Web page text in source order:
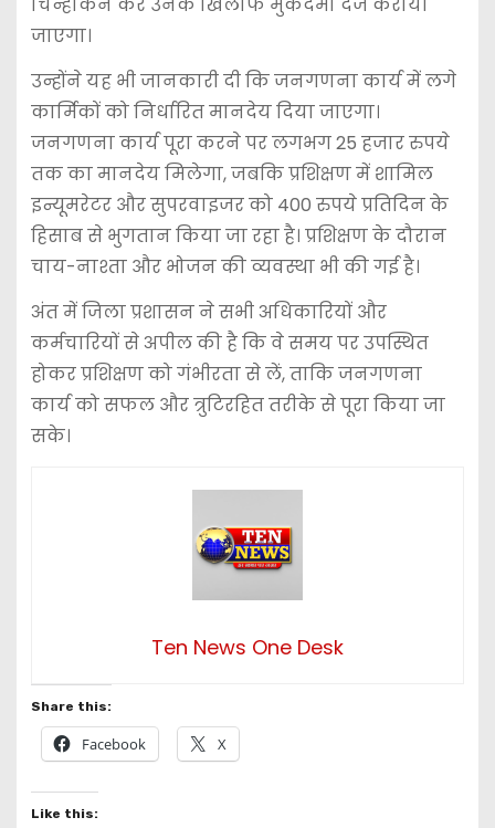
चिन्हांकन कर उनके खिलाफ मुकदमा दर्ज कराया
जाएगा।
उन्होंने यह भी जानकारी दी कि जनगणना कार्य में लगे
कार्मिकों को निर्धारित मानदेय दिया जाएगा।
जनगणना कार्य पूरा करने पर लगभग 25 हजार रुपये
तक का मानदेय मिलेगा, जबकि प्रशिक्षण में शामिल
इन्यूमरेटर और सुपरवाइजर को 400 रुपये प्रतिदिन के
हिसाब से भुगतान किया जा रहा है। प्रशिक्षण के दौरान
चाय-नाश्ता और भोजन की व्यवस्था भी की गई है।
अंत में जिला प्रशासन ने सभी अधिकारियों और
कर्मचारियों से अपील की है कि वे समय पर उपस्थित
होकर प्रशिक्षण को गंभीरता से लें, ताकि जनगणना
कार्य को सफल और त्रुटिरहित तरीके से पूरा किया जा
सके।
Ten News One Desk
Share this:
Facebook X
Like this: